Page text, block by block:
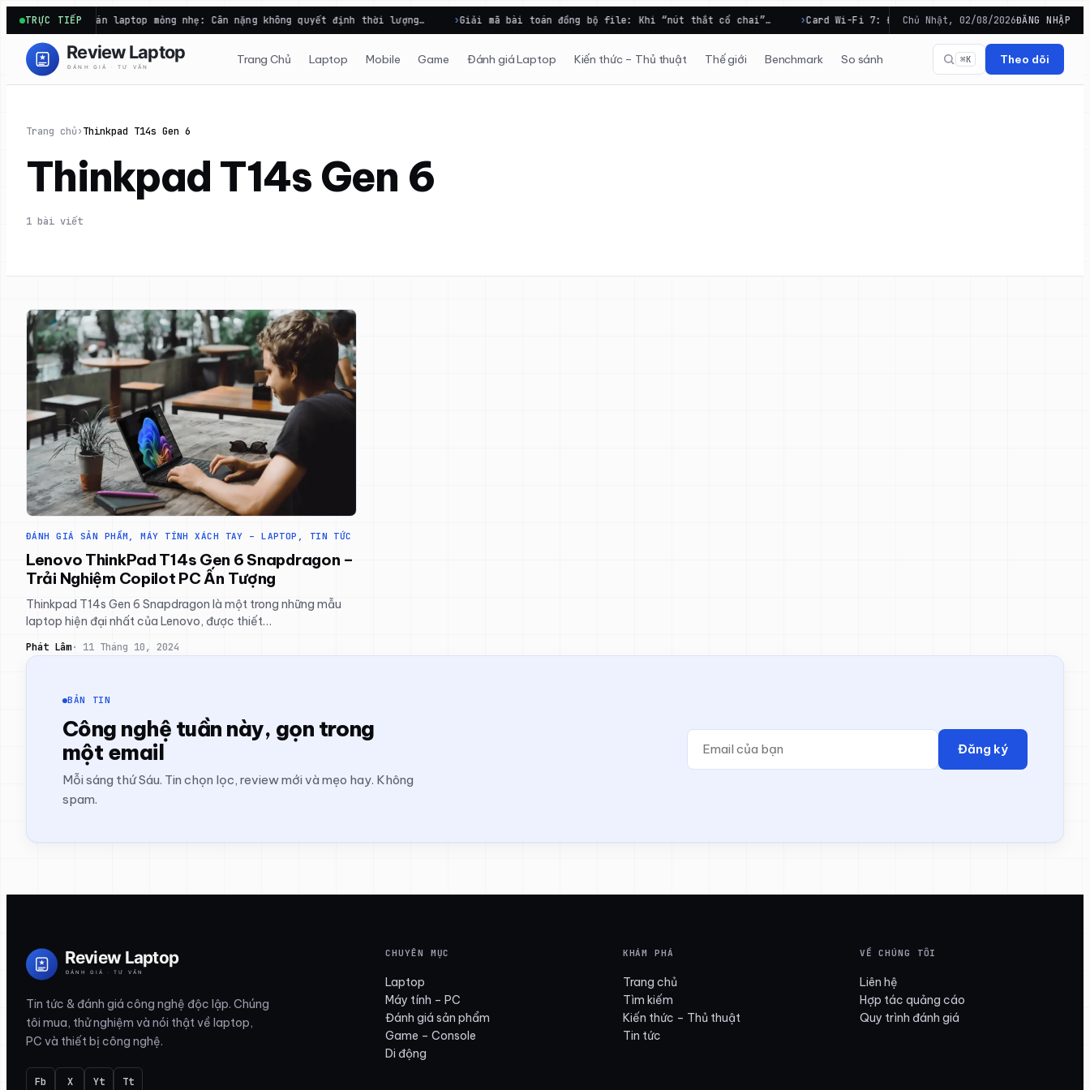
Chuyển
đến
phần
TRỰC TIẾP
Bài toán laptop mỏng nhẹ: Cân nặng không quyết định thời lượng… Giải mã bài toán đồng bộ file: Khi “nút thắt cổ chai”… Card Wi-Fi 7: Điều kiện hạ tầng và phần cứng trước
Chủ Nhật, 02/08/2026ĐĂNG NHẬP
Trang Chủ Laptop Mobile Game Đánh giá Laptop Kiến thức – Thủ thuật Thế giới Benchmark So sánh ⌘K Theo dõi
Trang chủ›Thinkpad T14s Gen 6
Thinkpad T14s Gen 6
1 bài viết
ĐÁNH GIÁ SẢN PHẨM , MÁY TÍNH XÁCH TAY – LAPTOP TIN TỨC
Lenovo ThinkPad T14s Gen 6 Snapdragon –
Trải Nghiệm Copilot PC Ấn Tượng
Thinkpad T14s Gen 6 Snapdragon là một trong những mẫu
laptop hiện đại nhất của Lenovo, được thiết…
Phát Lâm 11 Tháng 10, 2024
BẢN TIN
Công nghệ tuần này, gọn trong
một email
Mỗi sáng thứ Sáu. Tin chọn lọc, review mới và mẹo hay. Không
spam.
Đăng ký
Tin tức & đánh giá công nghệ độc lập. Chúng
tôi mua, thử nghiệm và nói thật về laptop,
PC và thiết bị công nghệ.
Fb X Yt Tt
CHUYÊN MỤC
Laptop
Máy tính – PC
Đánh giá sản phẩm
Game – Console
Di động
KHÁM PHÁ
Trang chủ
Tìm kiếm
Kiến thức – Thủ thuật
Tin tức
VỀ CHÚNG TÔI
Liên hệ
Hợp tác quảng cáo
Quy trình đánh giá